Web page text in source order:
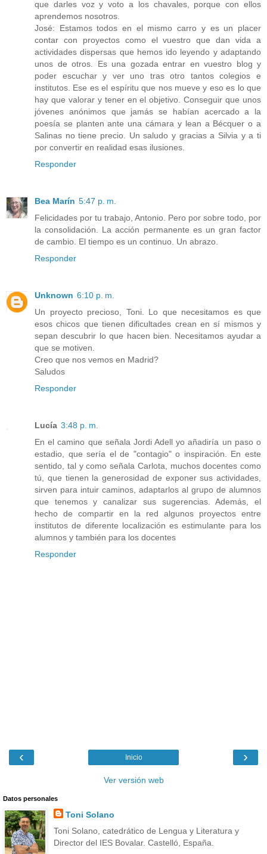
que darles voz y voto a los chavales, porque con ellos
aprendemos nosotros.
José: Estamos todos en el mismo carro y es un placer
contar con proyectos como el vuestro que dan vida a
actividades dispersas que hemos ido leyendo y adaptando
unos de otros. Es una gozada entrar en vuestro blog y
poder escuchar y ver uno tras otro tantos colegios e
institutos. Ese es el espíritu que nos mueve y eso es lo que
hay que valorar y tener en el objetivo. Conseguir que unos
jóvenes anónimos que jamás se habían acercado a la
poesía se planten ante una cámara y lean a Bécquer o a
Salinas no tiene precio. Un saludo y gracias a Silvia y a ti
por convertir en realidad esas ilusiones.
Responder
Bea Marín 5:47 p. m.
Felicidades por tu trabajo, Antonio. Pero por sobre todo, por
la consolidación. La acción permanente es un gran factor
de cambio. El tiempo es un continuo. Un abrazo.
Responder
Unknown 6:10 p. m.
Un proyecto precioso, Toni. Lo que necesitamos es que
esos chicos que tienen dificultades crean en sí mismos y
sepan descubrir lo que hacen bien. Necesitamos ayudar a
que se motiven.
Creo que nos vemos en Madrid?
Saludos
Responder
Lucía 3:48 p. m.
En el camino que señala Jordi Adell yo añadiría un paso o
estadio, que sería el de "contagio" o inspiración. En este
sentido, tal y como señala Carlota, muchos docentes como
tú, que tienen la generosidad de exponer sus actividades,
sirven para intuir caminos, adaptarlos al grupo de alumnos
que tenemos y canalizar sus sugerencias. Además, el
hecho de compartir en la red algunos proyectos entre
institutos de diferente localización es estimulante para los
alumnos y también para los docentes
Responder
‹ ›
Inicio
Ver versión web
Datos personales
Toni Solano
Toni Solano, catedrático de Lengua y Literatura y
Director del IES Bovalar. Castelló, España.